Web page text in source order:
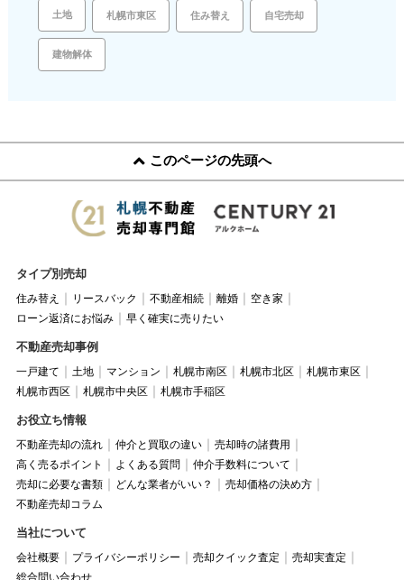
土地 札幌市東区 住み替え 自宅売却
建物解体
このページの先頭へ
タイプ別売却
住み替え リースバック 不動産相続 離婚
空き家
ローン返済にお悩み
早く確実に売りたい
不動産売却事例
一戸建て 土地 マンション 札幌市南区 札幌市北区
札幌市東区
札幌市西区
札幌市中央区 札幌市手稲区
お役立ち情報
不動産売却の流れ 仲介と買取の違い
売却時の諸費用
高く売るポイント
よくある質問
仲介手数料について
売却に必要な書類
どんな業者がいい？
売却価格の決め方
不動産売却コラム
当社について
会社概要 プライバシーポリシー 売却クイック査定
売却実査定
総合問い合わせ